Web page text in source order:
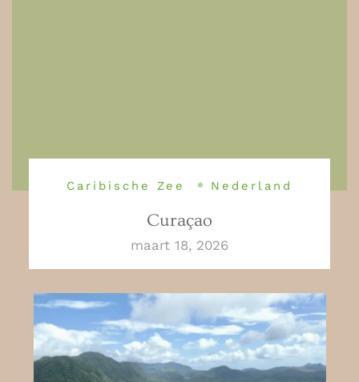
Caribische Zee Nederland
Curaçao
maart 18, 2026